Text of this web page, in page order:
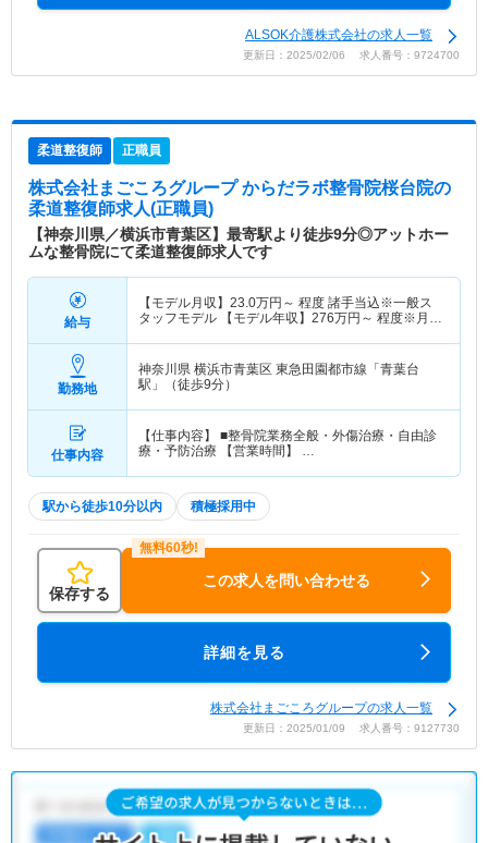
ALSOK介護株式会社の求人一覧
更新日：2025/02/06 求人番号：9724700
柔道整復師 正職員
株式会社まごころグループ からだラボ整骨院桜台院の
柔道整復師求人(正職員)
【神奈川県／横浜市青葉区】最寄駅より徒歩9分◎アットホー
ムな整骨院にて柔道整復師求人です
給与
【モデル月収】 23.0万円～ 程度 諸手当込※一般ス
タッフモデル 【モデル年収】 276万円～ 程度※月給
勤務地
神奈川県 横浜市青葉区 東急田園都市線「青葉台
駅」（徒歩9分）
仕事内容
【仕事内容】 ■整骨院業務全般・外傷治療・自由診
療・予防治療 【営業時間】 …
駅から徒歩10分以内 積極採用中
保存する
この求人を問い合わせる
詳細を見る
株式会社まごころグループの求人一覧
更新日：2025/01/09 求人番号：9127730